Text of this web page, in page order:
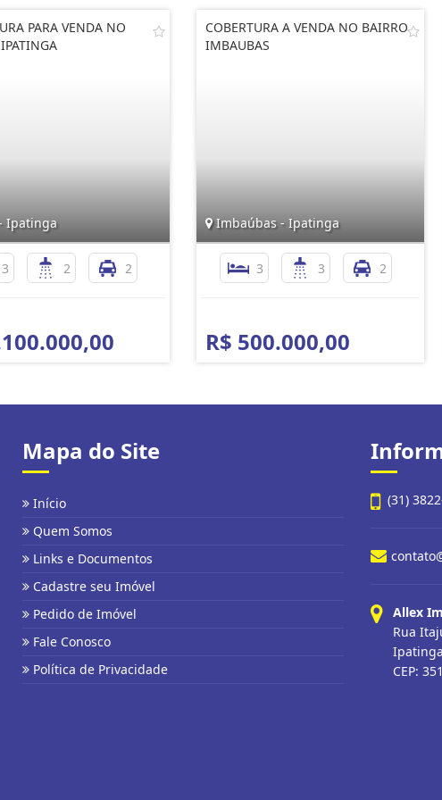
PARA VENDA NO
Ipatinga
3 2 2
COBERTURA A VENDA NO BAIRRO
IMBAUBAS
Imbaúbas - Ipatinga
3 3 2
R$ 500.000,00
Mapa do Site
Início
Quem Somos
Links e Documentos
Cadastre seu Imóvel
Pedido de Imóvel
Fale Conosco
Política de Privacidade
(31)
Allex
Rua
CEP: